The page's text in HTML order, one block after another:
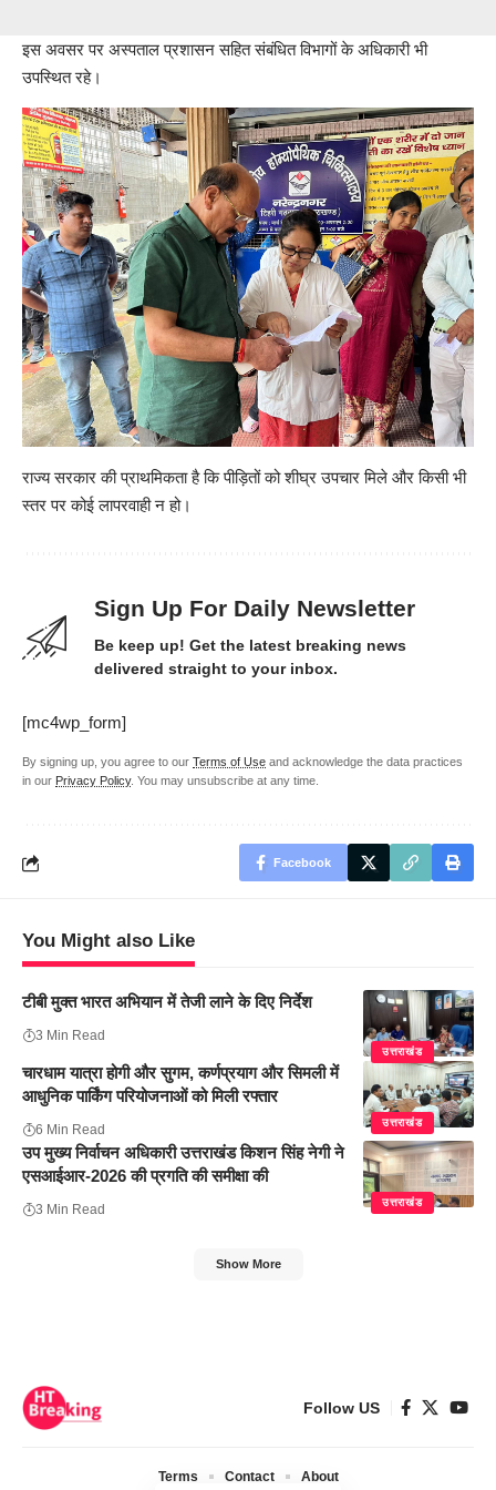
इस अवसर पर अस्पताल प्रशासन सहित संबंधित विभागों के अधिकारी भी
उपस्थित रहे।
राज्य सरकार की प्राथमिकता है कि पीड़ितों को शीघ्र उपचार मिले और किसी भी
स्तर पर कोई लापरवाही न हो।
Sign Up For Daily Newsletter
Be keep up! Get the latest breaking news
delivered straight to your inbox.
[mc4wp_form]
By signing up, you agree to our Terms of Use and acknowledge the data practices
in our Privacy Policy. You may unsubscribe at any time.
Facebook
You Might also Like
उत्तराखंड
टीबी मुक्त भारत अभियान में तेजी लाने के दिए निर्देश
3 Min Read
उत्तराखंड
चारधाम यात्रा होगी और सुगम, कर्णप्रयाग और सिमली में
आधुनिक पार्किंग परियोजनाओं को मिली रफ्तार
6 Min Read
उत्तराखंड
उप मुख्य निर्वाचन अधिकारी उत्तराखंड किशन सिंह नेगी ने
एसआईआर-2026 की प्रगति की समीक्षा की
3 Min Read
Show More
Follow US
Terms Contact About